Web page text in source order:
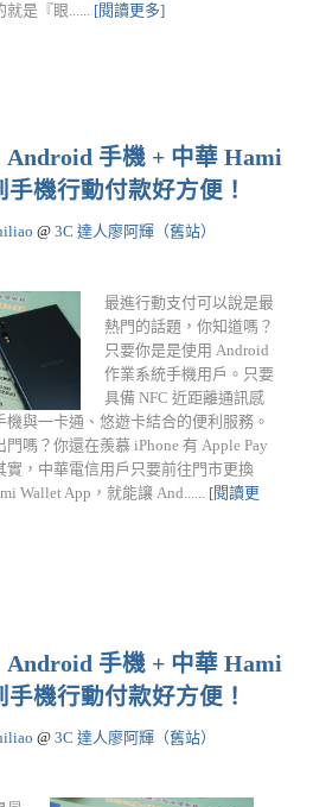
是『眼...... [閱讀更多]
手機 + 中華 Hami
機行動付款好方便！
@ 3C 達人廖阿輝（舊站）
最進行動支付可以說是最
熱門的話題，你知道嗎？
只要你是是使用 Android
作業系統手機用戶。只要
具備 NFC 近距離通訊感
與一卡通、悠遊卡結合的便利服務。
嗎？你還在羨慕 iPhone 有 Apple Pay
實，中華電信用戶只要前往門市更換
Wallet App，就能讓 And...... [閱讀更
手機 + 中華 Hami
機行動付款好方便！
@ 3C 達人廖阿輝（舊站）